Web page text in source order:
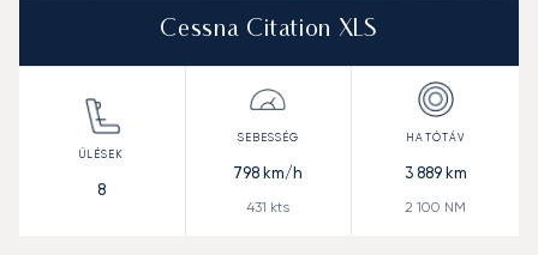
Cessna Citation XLS
8
798 km/h
431 kts
3 889km
2 100 NM